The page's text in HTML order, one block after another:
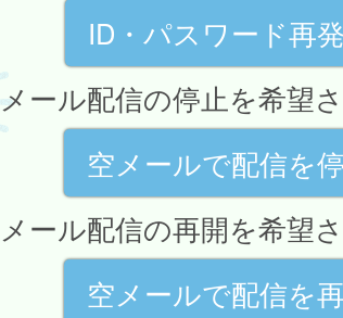
ID・パスワード再
メール配信の停止を希望
空メールで配信を
メール配信の再開を希望
空メールで配信を